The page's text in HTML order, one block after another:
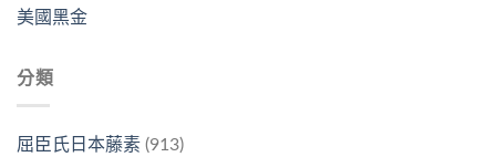
美國黑金
分類
屈臣氏日本藤素 (913)